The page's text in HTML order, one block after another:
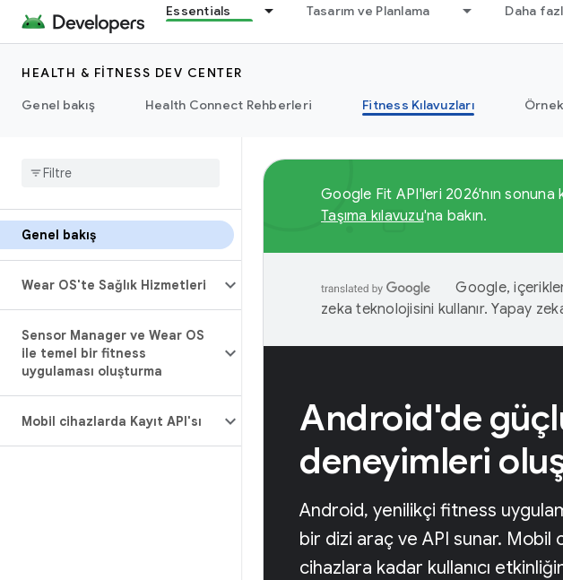
Essentials Tasarım ve Planlama Daha
HEALTH & FITNESS DEV CENTER
Genel bakış
Health Connect Rehberleri Fitness Kılavuzları
Genel bakış
Wear OS'te Sağlık Hizmetleri
Sensor Manager ve Wear OS
ile temel bir fitness
uygulaması oluşturma
Mobil cihazlarda Kayıt API'sı
Google Fit API'leri 2026'nın sonuna
Taşıma kılavuzu'na bakın.
Google,
zeka teknolojisini kullanır. Yapay
Android'de
deneyimleri
Android, yenilikçi fitness
bir dizi araç ve API sunar. Mobil
cihazlara kadar kullanıcı